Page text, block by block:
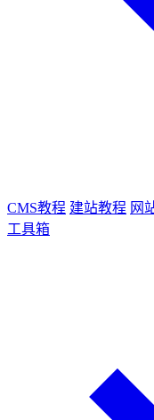
CMS教程 建站教程 网
工具箱